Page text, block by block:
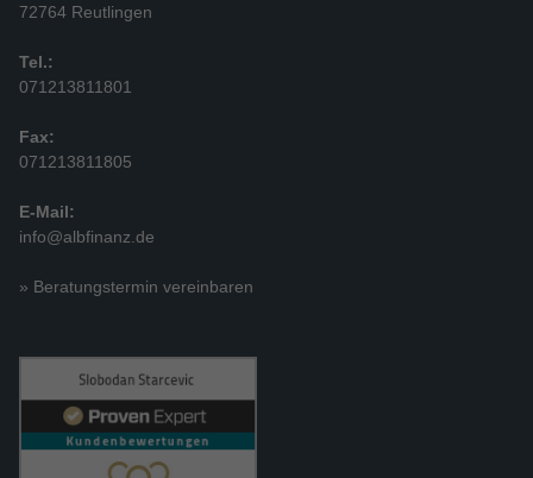
72764 Reutlingen
Tel.:
071213811801
Fax:
071213811805
E-Mail:
info@albfinanz.de
» Beratungstermin vereinbaren